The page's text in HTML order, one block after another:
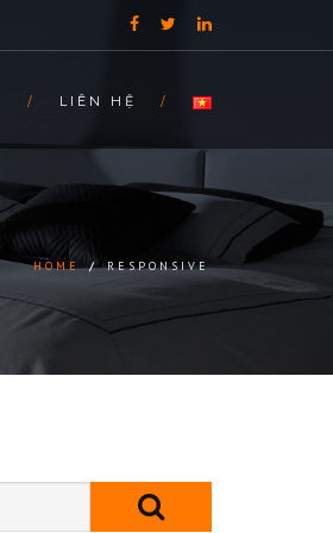
LIÊN HỆ
HOME / RESPONSIVE